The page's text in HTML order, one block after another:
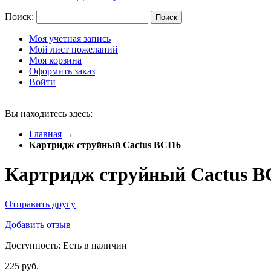
Поиск: Поиск
Моя учётная запись
Мой лист пожеланий
Моя корзина
Оформить заказ
Войти
Вы находитесь здесь:
Главная →
Картридж струйный Cactus BCI16
Картридж струйный Cactus
Отправить другу
Добавить отзыв
Доступность: Есть в наличии
225 руб.